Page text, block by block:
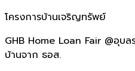
โครงการบ้านเจริญทรัพย์
GHB Home Loan Fair @อุบ
บ้านจาก ธอส.